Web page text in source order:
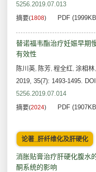
5256.2019.07.013
摘要(1808) PDF
替诺福韦酯治疗妊娠早期
有效性
陈川英, 陈芳, 程全红, 涂相林,
2019, 35(7): 1493-1495.
5256.2019.07.014
摘要(2024) PDF
论著_肝纤维化及肝硬化
消胀贴膏治疗肝硬化腹水
酮系统的影响